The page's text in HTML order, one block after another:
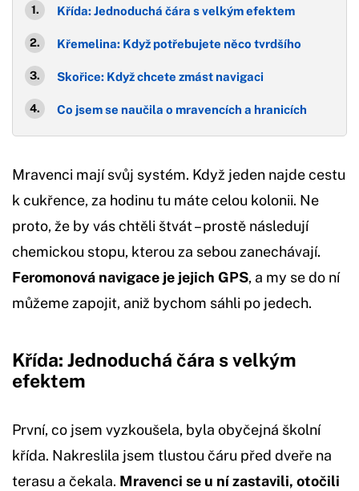
Křída: Jednoduchá čára s velkým efektem
Křemelina: Když potřebujete něco tvrdšího
Skořice: Když chcete zmást navigaci
Co jsem se naučila o mravencích a hranicích
Mravenci mají svůj systém. Když jeden najde cestu
k cukřence, za hodinu tu máte celou kolonii. Ne
proto, že by vás chtěli štvát – prostě následují
chemickou stopu, kterou za sebou zanechávají.
Feromonová navigace je jejich GPS, a my se do ní
můžeme zapojit, aniž bychom sáhli po jedech.
Křída: Jednoduchá čára s velkým
efektem
První, co jsem vyzkoušela, byla obyčejná školní
křída. Nakreslila jsem tlustou čáru před dveře na
terasu a čekala. Mravenci se u ní zastavili, otočili